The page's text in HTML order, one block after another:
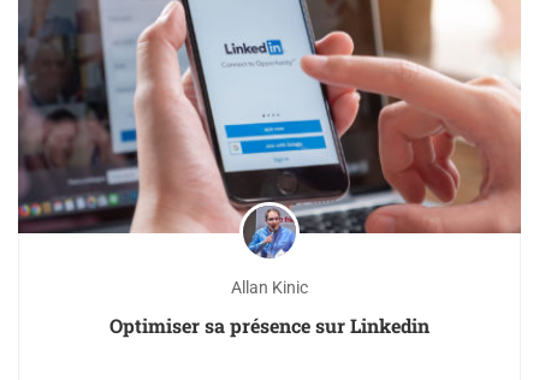
Allan Kinic
Optimiser sa présence sur Linkedin